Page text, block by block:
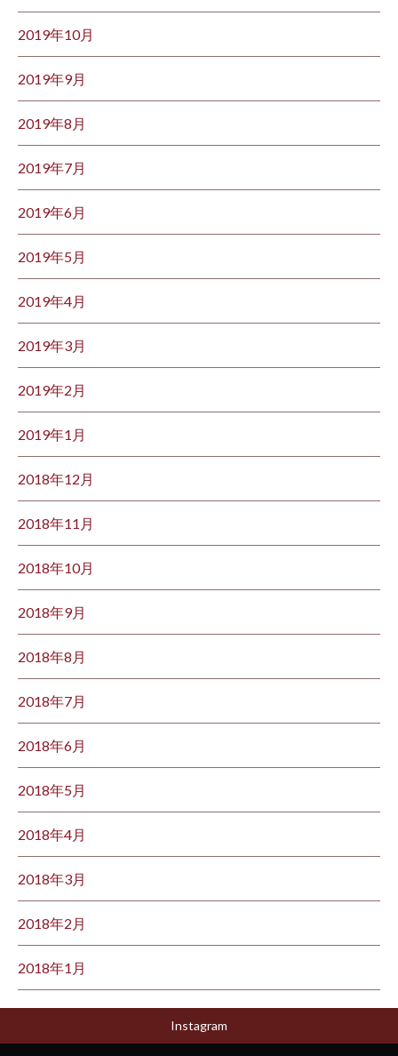
2019年10月
2019年9月
2019年8月
2019年7月
2019年6月
2019年5月
2019年4月
2019年3月
2019年2月
2019年1月
2018年12月
2018年11月
2018年10月
2018年9月
2018年8月
2018年7月
2018年6月
2018年5月
2018年4月
2018年3月
2018年2月
2018年1月
Instagram